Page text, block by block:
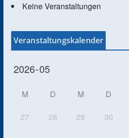
Keine Veranstaltungen
Veranstaltungskalender
M D M D
27 28 29 30